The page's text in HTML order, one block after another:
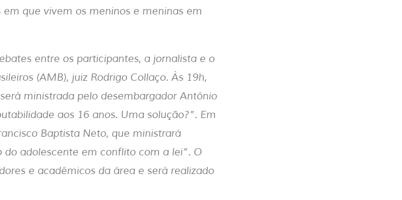
que vivem os meninos e meninas em
entre os participantes, a jornalista e o
(AMB), juiz Rodrigo Collaço. Às 19h,
ministrada pelo desembargador Antônio
aos 16 anos. Uma solução?”. Em
Baptista Neto, que ministrará
adolescente em conflito com a lei”. O
e acadêmicos da área e será realizado